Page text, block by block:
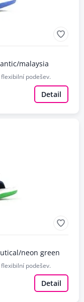
malaysia
podešev.
Detail
neon green
podešev.
Detail